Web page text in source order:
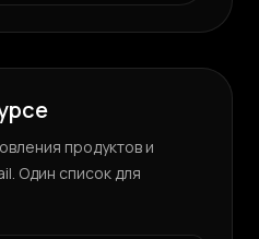
продуктов и
Один список для